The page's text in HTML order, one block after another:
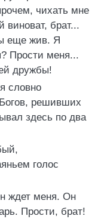
чихать мне
виноват, брат...
еще жив. Я
Прости меня...
дружбы!
словно
Богов, решивших
здесь по два
голос
ждет меня. Он
Прости, брат!